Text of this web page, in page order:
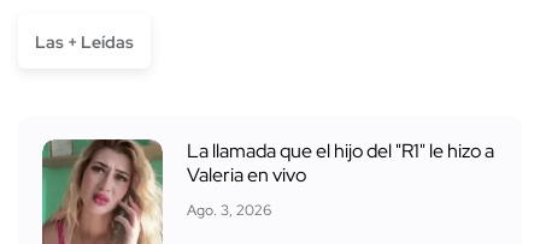
Las + Leídas
La llamada que el hijo del "R1" le hizo a
Valeria en vivo
Ago. 3, 2026